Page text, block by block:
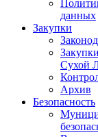
данных
Закупки
Сухой
Архив
Безопасность